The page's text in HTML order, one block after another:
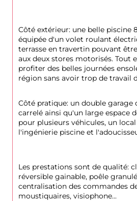
Côté extérieur: une belle piscine
équipée d'un volet roulant
terrasse en travertin pouvant
aux deux stores motorisés. Tout
profiter des belles journées
région sans avoir trop de travail
Côté pratique: un double garage
carrelé ainsi qu'un large espace
pour plusieurs véhicules, un
l'ingénierie piscine et
Les prestations sont de qualité:
réversible gainable, poêle
centralisation des commandes
moustiquaires, visiophone...